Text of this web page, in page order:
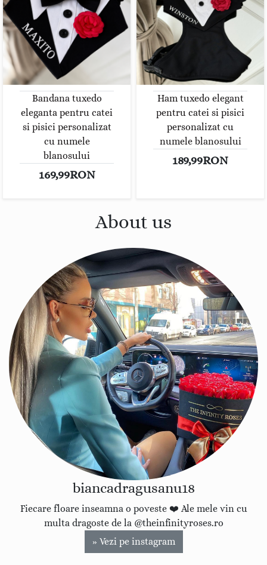
Bandana tuxedo
eleganta pentru catei
si pisici personalizat
cu numele
blanosului
169,99RON
Ham tuxedo elegant
pentru catei si pisici
personalizat cu
numele blanosului
189,99RON
About us
biancadragusanu18
Fiecare floare inseamna o poveste ❤️ Ale mele vin cu
multa dragoste de la @theinfinityroses.ro
» Vezi pe instagram